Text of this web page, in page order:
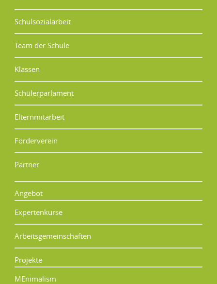
Schulsozialarbeit
Team der Schule
Klassen
Schülerparlament
Elternmitarbeit
Förderverein
Partner
Angebot
Expertenkurse
Arbeitsgemeinschaften
Projekte
MEnimalism